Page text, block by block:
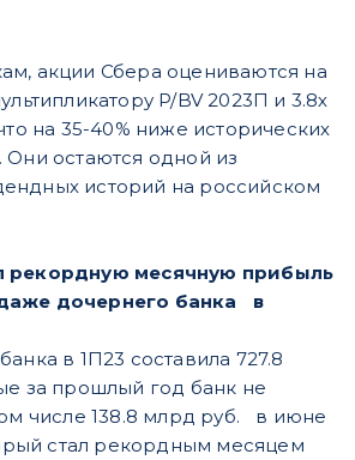
акции Сбера оцениваются на
P/BV 2023П и 3.8х
на 35-40% ниже исторических
Они остаются одной из
историй на российском
рекордную месячную прибыль
дочернего банка в
в 1П23 составила 727.8
за прошлый год банк не
числе 138.8 млрд руб. в июне
стал рекордным месяцем